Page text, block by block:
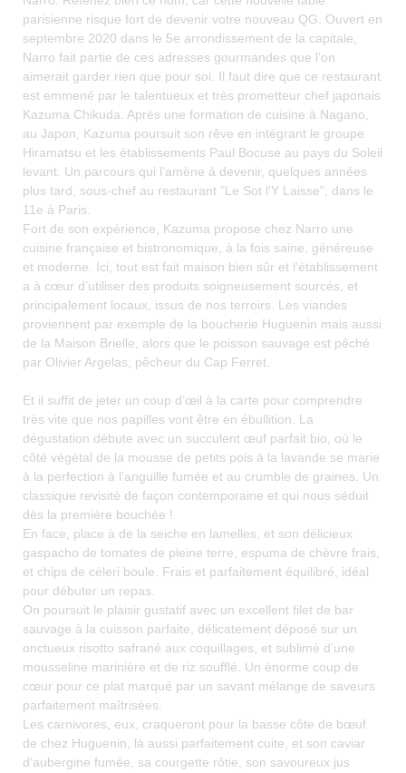
parisienne risque fort de devenir votre nouveau QG. Ouvert en
septembre 2020 dans le 5e arrondissement de la capitale,
Narro fait partie de ces adresses gourmandes que l’on
aimerait garder rien que pour soi. Il faut dire que ce restaurant
est emmené par le talentueux et très prometteur chef japonais
Kazuma Chikuda. Après une formation de cuisine à Nagano,
au Japon, Kazuma poursuit son rêve en intégrant le groupe
Hiramatsu et les établissements Paul Bocuse au pays du Soleil
levant. Un parcours qui l’amène à devenir, quelques années
plus tard, sous-chef au restaurant "Le Sot l'Y Laisse", dans le
11e à Paris.
Fort de son expérience, Kazuma propose chez Narro une
cuisine française et bistronomique, à la fois saine, généreuse
et moderne. Ici, tout est fait maison bien sûr et l’établissement
a à cœur d’utiliser des produits soigneusement sourcés, et
principalement locaux, issus de nos terroirs. Les viandes
proviennent par exemple de la boucherie Huguenin mais aussi
de la Maison Brielle, alors que le poisson sauvage est pêché
par Olivier Argelas, pêcheur du Cap Ferret.
Et il suffit de jeter un coup d’œil à la carte pour comprendre
très vite que nos papilles vont être en ébullition. La
dégustation débute avec un succulent œuf parfait bio, où le
côté végétal de la mousse de petits pois à la lavande se marie
à la perfection à l’anguille fumée et au crumble de graines. Un
classique revisité de façon contemporaine et qui nous séduit
dès la première bouchée !
En face, place à de la seiche en lamelles, et son délicieux
gaspacho de tomates de pleine terre, espuma de chèvre frais,
et chips de céleri boule. Frais et parfaitement équilibré, idéal
pour débuter un repas.
On poursuit le plaisir gustatif avec un excellent filet de bar
sauvage à la cuisson parfaite, délicatement déposé sur un
onctueux risotto safrané aux coquillages, et sublimé d’une
mousseline marinière et de riz soufflé. Un énorme coup de
cœur pour ce plat marqué par un savant mélange de saveurs
parfaitement maîtrisées.
Les carnivores, eux, craqueront pour la basse côte de bœuf
de chez Huguenin, là aussi parfaitement cuite, et son caviar
d’aubergine fumée, sa courgette rôtie, son savoureux jus